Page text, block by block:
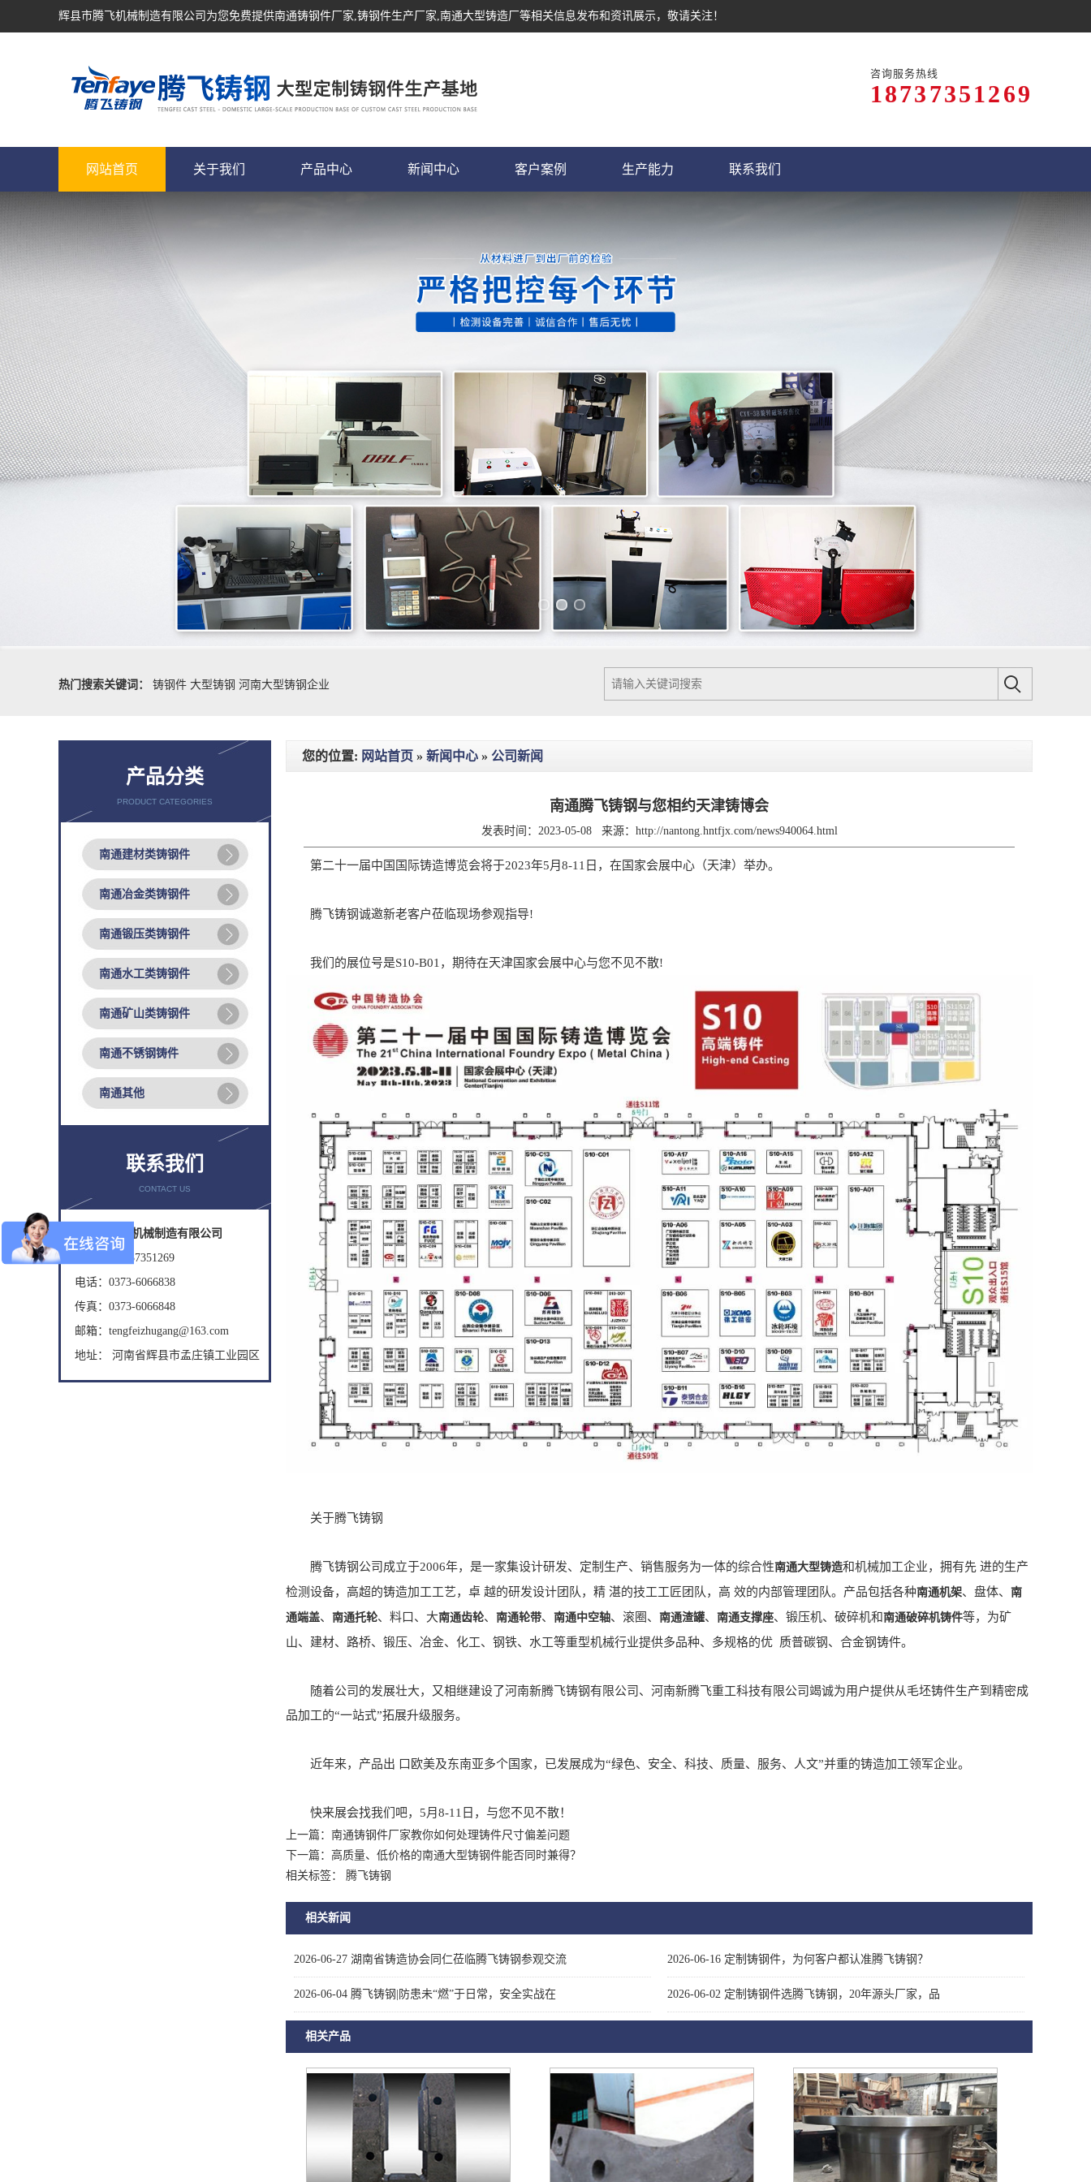
辉县市腾飞机械制造有限公司为您免费提供南通铸钢件厂家,铸钢件生产厂家,南通大型铸造厂等相关信息发布和资讯展示，敬请关注！
咨询服务热线
18737351269
网站首页 关于我们 产品中心 新闻中心 客户案例 生产能力 联系我们
热门搜索关键词：
铸钢件 大型铸钢 河南大型铸钢企业
产品分类
PRODUCT CATEGORIES
南通建材类铸钢件
南通冶金类铸钢件
南通锻压类铸钢件
南通水工类铸钢件
南通矿山类铸钢件
南通不锈钢铸件
南通其他
联系我们
CONTACT US
辉县市腾飞机械制造有限公司
手机： 18737351269
电话：0373-6066838
传真：0373-6066848
邮箱：tengfeizhugang@163.com
地址： 河南省辉县市孟庄镇工业园区
您的位置: 网站首页 » 新闻中心 » 公司新闻
南通腾飞铸钢与您相约天津铸博会
发表时间：2023-05-08 来源： http://nantong.hntfjx.com/news940064.html
第二十一届中国国际铸造博览会将于2023年5月8-11日，在国家会展中心（天津）举办。
腾飞铸钢诚邀新老客户莅临现场参观指导!
我们的展位号是S10-B01，期待在天津国家会展中心与您不见不散!
关于腾飞铸钢
腾飞铸钢公司成立于2006年，是一家集设计研发、定制生产、销售服务为一体的综合性南通大型铸造和机械加工企业，拥有先 进的生产
检测设备，高超的铸造加工工艺，卓 越的研发设计团队，精 湛的技工工匠团队，高 效的内部管理团队。产品包括各种南通机架、盘体、 南
通端盖、 南通托轮、料口、大南通齿轮、 南通轮带、 南通中空轴、滚圈、 南通渣罐、 南通支撑座、锻压机、破碎机和南通破碎机铸件等，为矿
山、建材、路桥、锻压、冶金、化工、钢铁、水工等重型机械行业提供多品种、多规格的优 质普碳钢、合金钢铸件。
随着公司的发展壮大，又相继建设了河南新腾飞铸钢有限公司、河南新腾飞重工科技有限公司竭诚为用户提供从毛坯铸件生产到精密成
品加工的“一站式”拓展升级服务。
近年来，产品出 口欧美及东南亚多个国家，已发展成为“绿色、安全、科技、质量、服务、人文”并重的铸造加工领军企业。
快来展会找我们吧，5月8-11日，与您不见不散！
上一篇： 南通铸钢件厂家教你如何处理铸件尺寸偏差问题
下一篇： 高质量、低价格的南通大型铸钢件能否同时兼得？
相关标签： 腾飞铸钢
相关新闻
2026-06-27 湖南省铸造协会同仁莅临腾飞铸钢参观交流 2026-06-16 定制铸钢件，为何客户都认准腾飞铸钢？
2026-06-04 腾飞铸钢|防患未“燃”于日常，安全实战在 2026-06-02 定制铸钢件选腾飞铸钢，20年源头厂家，品
相关产品